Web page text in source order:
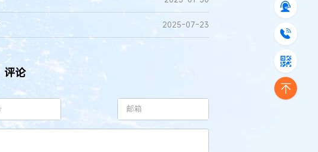
2025-07-23
评论